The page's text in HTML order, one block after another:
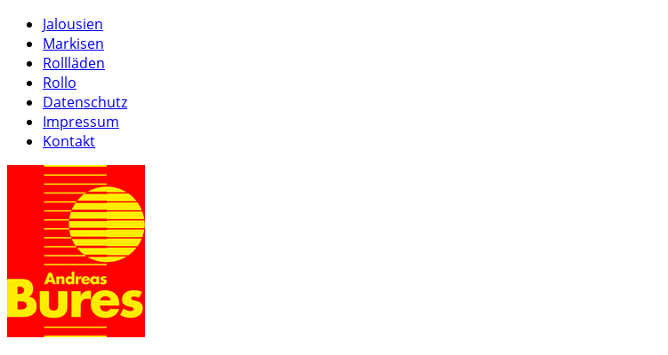
Jalousien
Markisen
Rollläden
Rollo
Datenschutz
Impressum
Kontakt